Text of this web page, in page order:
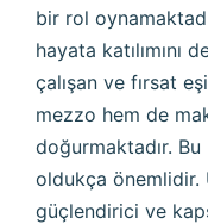
bir rol
hayata katılımını
çalışan ve fırsat
mezzo hem de
doğurmaktadır.
oldukça önemlidir.
güçlendirici ve